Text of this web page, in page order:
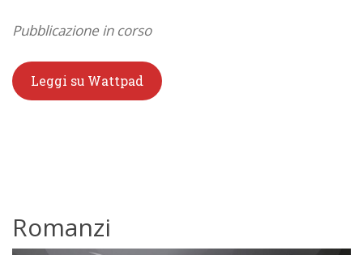
Pubblicazione in corso
Leggi su Wattpad
Romanzi